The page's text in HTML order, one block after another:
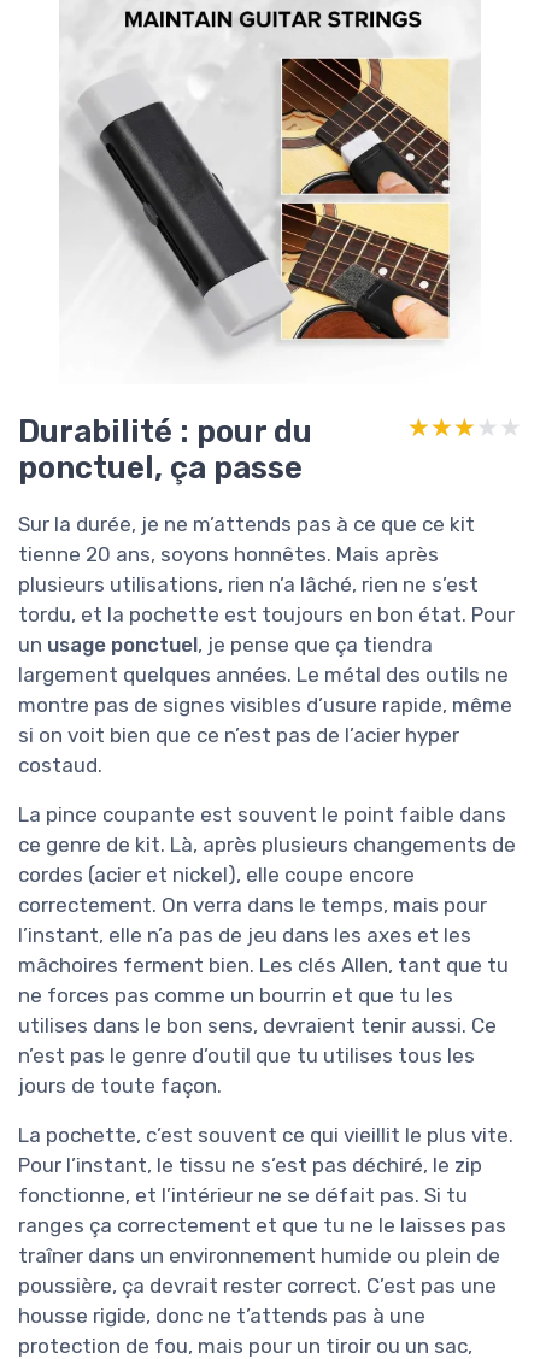
Durabilité : pour du
ponctuel, ça passe
★★★★★
★★★★★
Sur la durée, je ne m’attends pas à ce que ce kit
tienne 20 ans, soyons honnêtes. Mais après
plusieurs utilisations, rien n’a lâché, rien ne s’est
tordu, et la pochette est toujours en bon état. Pour
un usage ponctuel, je pense que ça tiendra
largement quelques années. Le métal des outils ne
montre pas de signes visibles d’usure rapide, même
si on voit bien que ce n’est pas de l’acier hyper
costaud.
La pince coupante est souvent le point faible dans
ce genre de kit. Là, après plusieurs changements de
cordes (acier et nickel), elle coupe encore
correctement. On verra dans le temps, mais pour
l’instant, elle n’a pas de jeu dans les axes et les
mâchoires ferment bien. Les clés Allen, tant que tu
ne forces pas comme un bourrin et que tu les
utilises dans le bon sens, devraient tenir aussi. Ce
n’est pas le genre d’outil que tu utilises tous les
jours de toute façon.
La pochette, c’est souvent ce qui vieillit le plus vite.
Pour l’instant, le tissu ne s’est pas déchiré, le zip
fonctionne, et l’intérieur ne se défait pas. Si tu
ranges ça correctement et que tu ne le laisses pas
traîner dans un environnement humide ou plein de
poussière, ça devrait rester correct. C’est pas une
housse rigide, donc ne t’attends pas à une
protection de fou, mais pour un tiroir ou un sac,